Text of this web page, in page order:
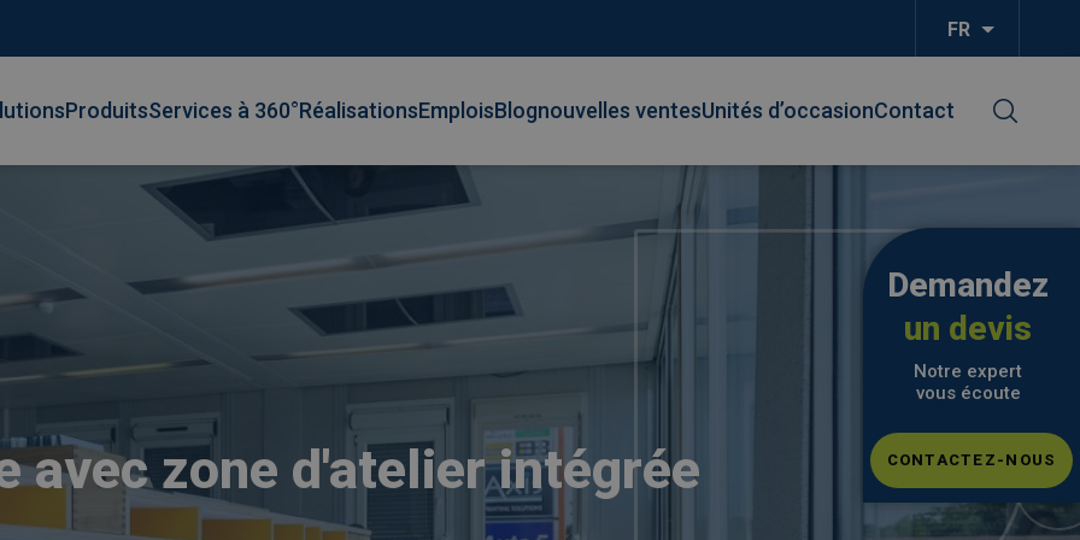
FR Lister les
ProduitsServices à 360°RéalisationsEmploisBlognouvelles ventesUnités d’occasionContact
Demandez
un devis
Notre expert
vous écoute
CONTACTEZ-NOUS
avec zone d'atelier intégrée